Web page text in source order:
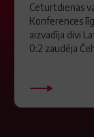
Ceturtdienas
Konferences
aizvadīja divi
0:2 zaudēja